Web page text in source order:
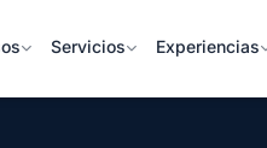
Servicios Experiencias